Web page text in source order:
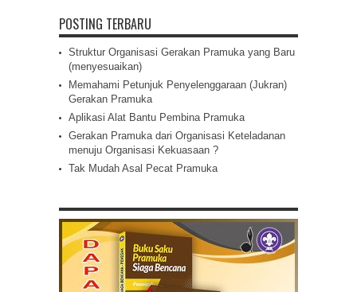
POSTING TERBARU
Struktur Organisasi Gerakan Pramuka yang Baru
(menyesuaikan)
Memahami Petunjuk Penyelenggaraan (Jukran)
Gerakan Pramuka
Aplikasi Alat Bantu Pembina Pramuka
Gerakan Pramuka dari Organisasi Keteladanan
menuju Organisasi Kekuasaan ?
Tak Mudah Asal Pecat Pramuka